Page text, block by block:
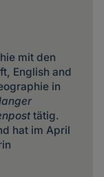
mit den
English and
in
tätig.
hat im April